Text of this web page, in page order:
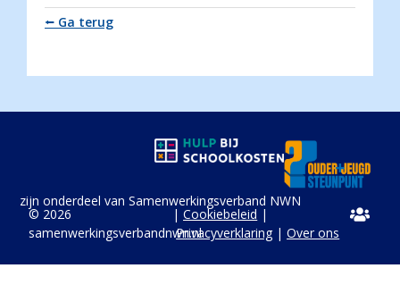
⭠ Ga terug
zijn onderdeel van Samenwerkingsverband NWN
© 2026
samenwerkingsverbandnwn.nl
|Cookiebeleid |
Privacyverklaring|Over ons